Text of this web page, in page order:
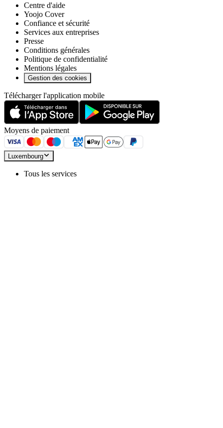
Centre d'aide
Yoojo Cover
Confiance et sécurité
Services aux entreprises
Presse
Conditions générales
Politique de confidentialité
Mentions légales
Gestion des cookies
Télécharger l'application mobile
Moyens de paiement
Luxembourg
Tous les services